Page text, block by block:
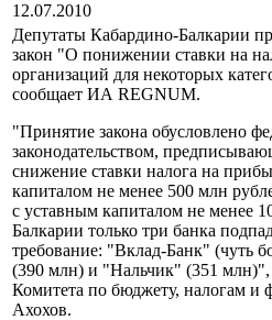
12.07.2010
Депутаты Кабардино-Балкарии
закон "О понижении ставки на
организаций для некоторых
сообщает ИА REGNUM.
"Принятие закона обусловлено
законодательством,
снижение ставки налога на
капиталом не менее 500 млн
с уставным капиталом не менее
Балкарии только три банка
требование: "Вклад-Банк" (чуть
(390 млн) и "Нальчик" (351 млн)",
Комитета по бюджету, налогам и
Ахохов.